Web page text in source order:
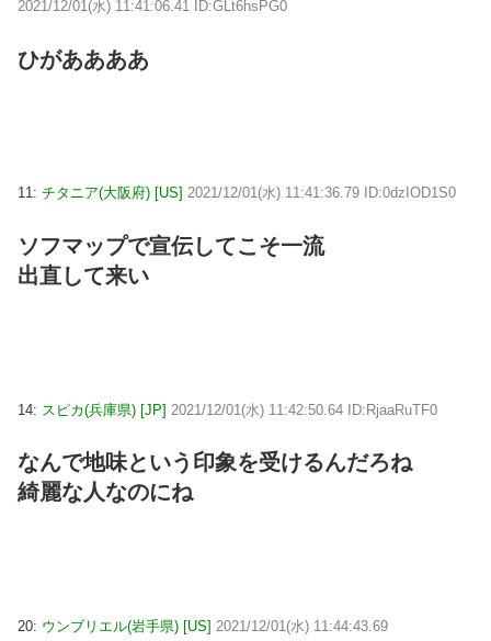
2021/12/01(水) 11:41:06.41 ID:GLt6hsPG0
ひがああああ
11: チタニア(大阪府) [US] 2021/12/01(水) 11:41:36.79 ID:0dzIOD1S0
ソフマップで宣伝してこそ一流
出直して来い
14: スピカ(兵庫県) [JP] 2021/12/01(水) 11:42:50.64 ID:RjaaRuTF0
なんで地味という印象を受けるんだろね
綺麗な人なのにね
20: ウンブリエル(岩手県) [US] 2021/12/01(水) 11:44:43.69